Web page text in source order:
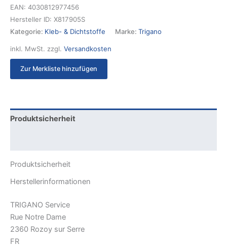
EAN: 4030812977456
Hersteller ID: X817905S
Kategorie: Kleb- & Dichtstoffe Marke: Trigano
inkl. MwSt. zzgl. Versandkosten
Zur Merkliste hinzufügen
Produktsicherheit
Produktsicherheit
Herstellerinformationen
TRIGANO Service
Rue Notre Dame
2360 Rozoy sur Serre
FR